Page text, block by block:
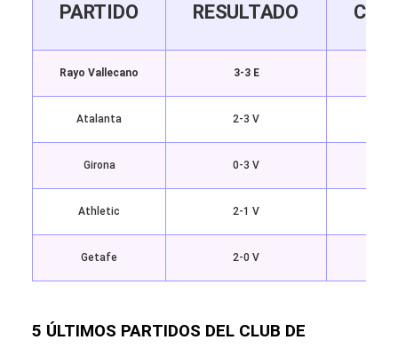
PARTIDO RESULTADO
Rayo Vallecano 3-3 E
Atalanta 2-3 V
Girona 0-3 V
Athletic 2-1 V
Getafe 2-0 V
5 ÚLTIMOS PARTIDOS DEL CLUB DE